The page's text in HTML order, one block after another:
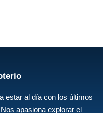
estar al día con los últimos
apasiona explorar el